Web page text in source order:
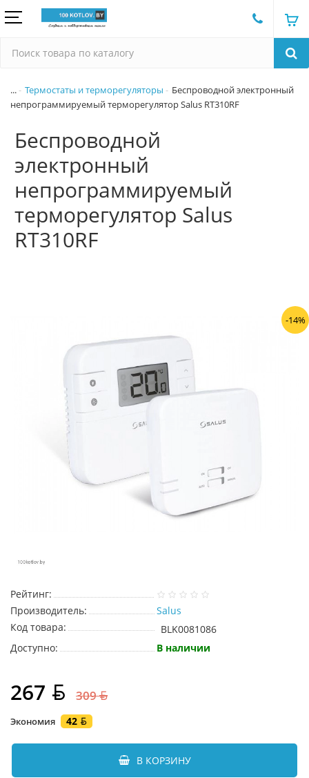
... Термостаты и терморегуляторы
Беспроводной электронный
непрограммируемый терморегулятор Salus RT310RF
Беспроводной
электронный
непрограммируемый
терморегулятор Salus
RT310RF
-14%
Рейтинг:
Производитель:
Salus
Код товара:
BLK0081086
Доступно:
В наличии
267 309
Экономия 42
В КОРЗИНУ